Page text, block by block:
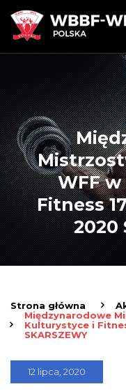
WFF
Fitness
2020
Strona główna
Międzynarodowe
Kulturystyce i
SKARSZEWY
12 lipca, 2020